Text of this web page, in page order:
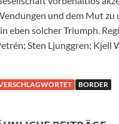
und dem Mut zu
eben solcher Triumph.
Sten Ljunggren; Kjell
BORDER